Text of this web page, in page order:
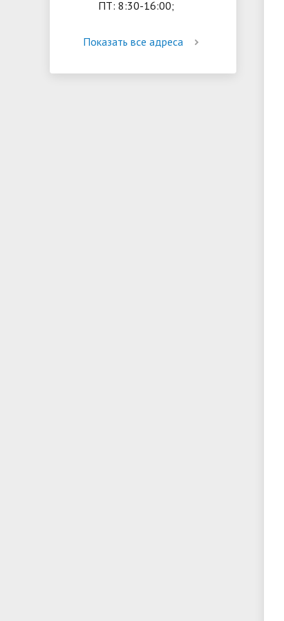
ПТ: 8:30-16:00;
Показать все адреса